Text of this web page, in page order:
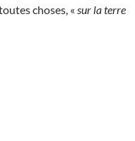
choses, « sur la terre